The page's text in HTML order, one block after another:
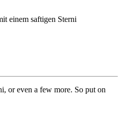
einem saftigen Sterni
or even a few more. So put on